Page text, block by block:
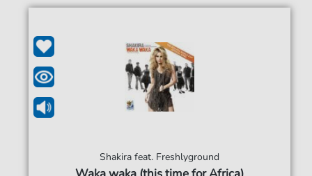
Shakira feat. Freshlyground